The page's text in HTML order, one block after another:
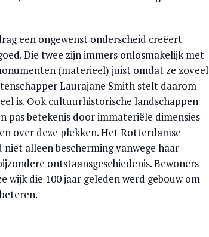
een ongewenst onderscheid creëert
Die twee zijn immers onlosmakelijk met
(materieel) juist omdat ze zoveel
Laurajane Smith stelt daarom
is. Ook cultuurhistorische landschappen
pas betekenis door immateriële dimensies
over deze plekken. Het Rotterdamse
alleen bescherming vanwege haar
ontstaansgeschiedenis. Bewoners
wijk die 100 jaar geleden werd gebouw om